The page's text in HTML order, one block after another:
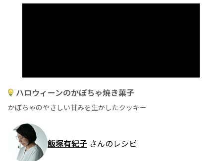
ハロウィーンのかぼちゃ焼き菓子
かぼちゃのやさしい甘みを生かしたクッキー
飯塚有紀子 さんのレシピ